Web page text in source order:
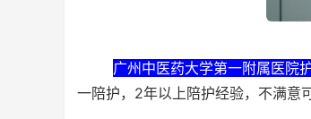
广州中医药大学第一附属医院
一陪护，2年以上陪护经验，不满意